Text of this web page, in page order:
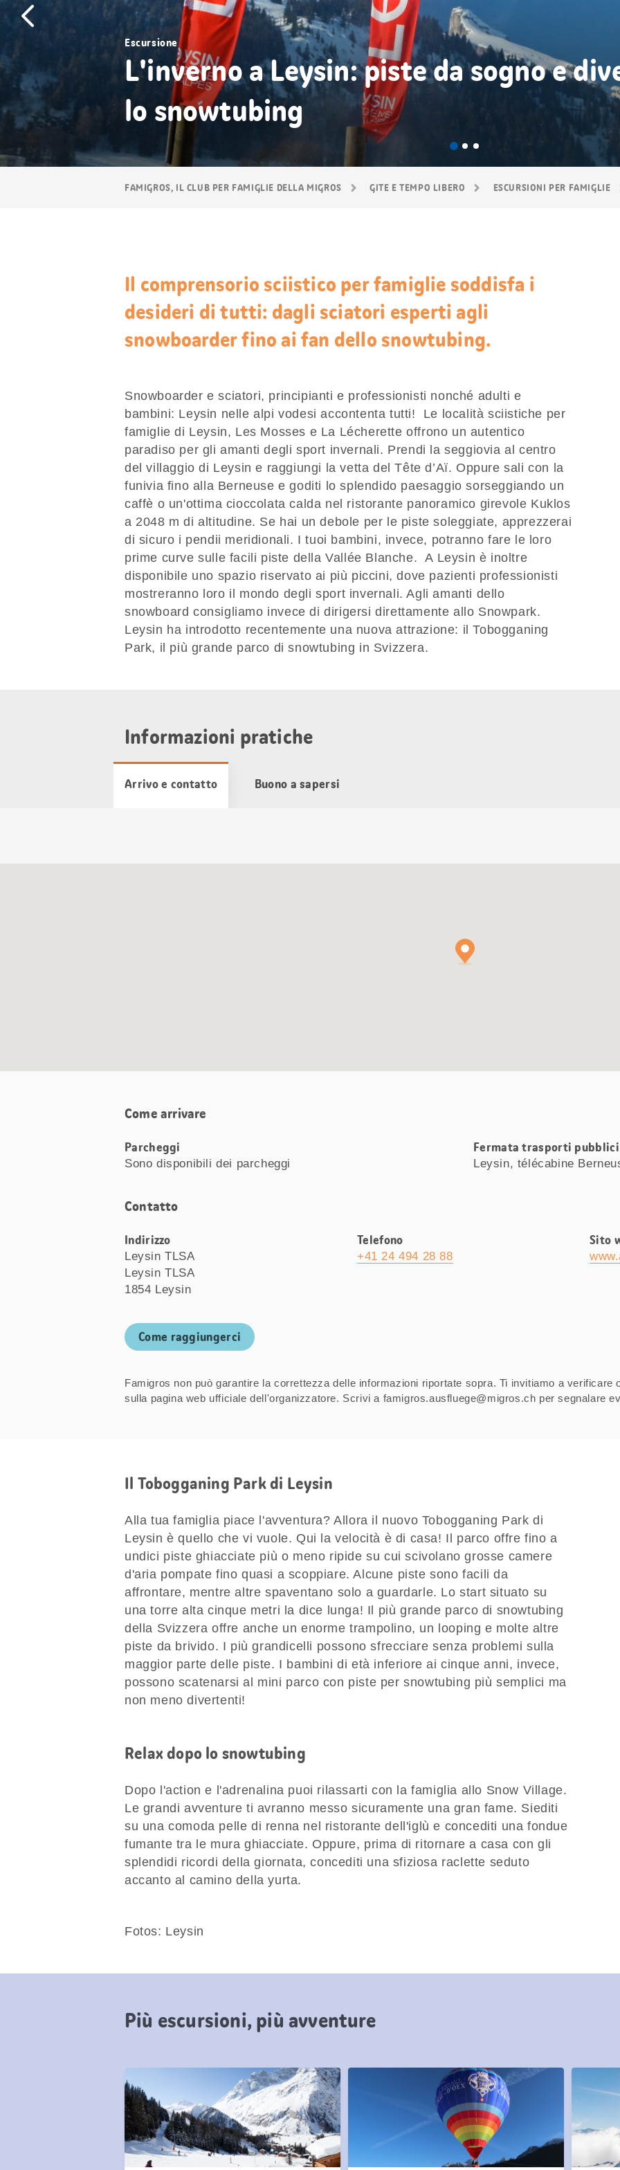
FAMIGROS, IL CLUB PER FAMIGLIE DELLA MIGROS GITE E TEMPO LIBERO ESCURSIONI PER FAMIGLIE
Escursione
L'inverno a Leysin: piste da sogno e
lo snowtubing
Il comprensorio sciistico per famiglie soddisfa i
desideri di tutti: dagli sciatori esperti agli
snowboarder fino ai fan dello snowtubing.
Snowboarder e sciatori, principianti e professionisti nonché adulti e
bambini: Leysin nelle alpi vodesi accontenta tutti! Le località sciistiche per
famiglie di Leysin, Les Mosses e La Lécherette offrono un autentico
paradiso per gli amanti degli sport invernali. Prendi la seggiovia al centro
del villaggio di Leysin e raggiungi la vetta del Tête d’Aï. Oppure sali con la
funivia fino alla Berneuse e goditi lo splendido paesaggio sorseggiando un
caffè o un'ottima cioccolata calda nel ristorante panoramico girevole Kuklos
a 2048 m di altitudine. Se hai un debole per le piste soleggiate, apprezzerai
di sicuro i pendii meridionali. I tuoi bambini, invece, potranno fare le loro
prime curve sulle facili piste della Vallée Blanche. A Leysin è inoltre
disponibile uno spazio riservato ai più piccini, dove pazienti professionisti
mostreranno loro il mondo degli sport invernali. Agli amanti dello
snowboard consigliamo invece di dirigersi direttamente allo Snowpark.
Leysin ha introdotto recentemente una nuova attrazione: il Tobogganing
Park, il più grande parco di snowtubing in Svizzera.
Informazioni pratiche
Arrivo e contatto Buono a sapersi
Come arrivare
Parcheggi
Sono disponibili dei parcheggi
Fermata trasporti
Leysin, télécabine
Contatto
Indirizzo
Leysin TLSA
Leysin TLSA
1854 Leysin
Telefono
+41 24 494 28 88
Sito
Come raggiungerci
Famigros non può garantire la correttezza delle informazioni riportate sopra. Ti invitiamo a verificare
sulla pagina web ufficiale dell'organizzatore. Scrivi a famigros.ausfluege@migros.ch per segnalare
Il Tobogganing Park di Leysin
Alla tua famiglia piace l'avventura? Allora il nuovo Tobogganing Park di
Leysin è quello che vi vuole. Qui la velocità è di casa! Il parco offre fino a
undici piste ghiacciate più o meno ripide su cui scivolano grosse camere
d'aria pompate fino quasi a scoppiare. Alcune piste sono facili da
affrontare, mentre altre spaventano solo a guardarle. Lo start situato su
una torre alta cinque metri la dice lunga! Il più grande parco di snowtubing
della Svizzera offre anche un enorme trampolino, un looping e molte altre
piste da brivido. I più grandicelli possono sfrecciare senza problemi sulla
maggior parte delle piste. I bambini di età inferiore ai cinque anni, invece,
possono scatenarsi al mini parco con piste per snowtubing più semplici ma
non meno divertenti!
Relax dopo lo snowtubing
Dopo l'action e l'adrenalina puoi rilassarti con la famiglia allo Snow Village.
Le grandi avventure ti avranno messo sicuramente una gran fame. Siediti
su una comoda pelle di renna nel ristorante dell'iglù e concediti una fondue
fumante tra le mura ghiacciate. Oppure, prima di ritornare a casa con gli
splendidi ricordi della giornata, concediti una sfiziosa raclette seduto
accanto al camino della yurta.
Fotos: Leysin
Più escursioni, più avventure